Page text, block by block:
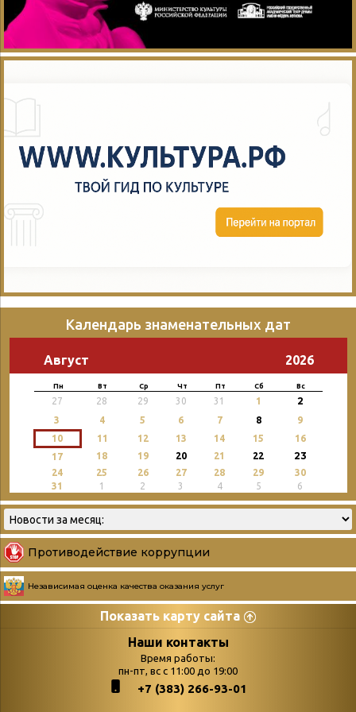
природе / Ответственный
– Москва : Эксмо, 2008. –
Календарь знаменательных дат
Август 2026
Пн Вт Ср Чт Пт Сб Вс
27 28 29 30 31 1 2
3 4 5 6 7 8
9
10
11 12 13 14 15
16
17
18 19 20 21 22 23
24 25 26 27 28 29
30
31
1 2 3 4 5 6
Противодействие коррупции
Независимая оценка качества оказания услуг
Показать карту сайта
Страницы
podvedenie-itogov-festivalya-
поступлений
Наши контакты
Время работы:
пн-пт, вс с 11:00 до 19:00
+7 (383) 266-93-01